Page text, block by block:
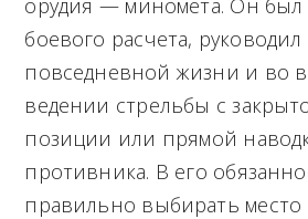
боевого расчета,
повседневной жизни и во
ведении стрельбы с
позиции или прямой
противника. В его
правильно выбирать